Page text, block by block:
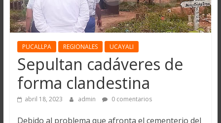
PUCALLPA REGIONALES UCAYALI
Sepultan cadáveres de
forma clandestina
abril 18, 2023 admin 0 comentarios
Debido al problema que afronta el cementerio del